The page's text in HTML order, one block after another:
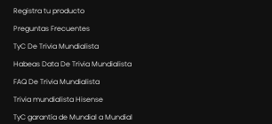
Registra tu producto
Preguntas Frecuentes
TyC De Trivia Mundialista
Habeas Data De Trivia Mundialista
FAQ De Trivia Mundialista
Trivia mundialista Hisense
TyC garantía de Mundial a Mundial